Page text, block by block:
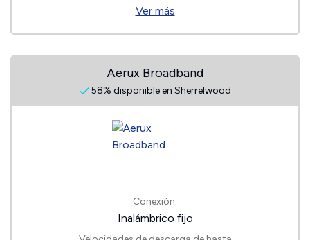
Ver más
Aerux Broadband
58% disponible en Sherrelwood
Conexión:
Inalámbrico fijo